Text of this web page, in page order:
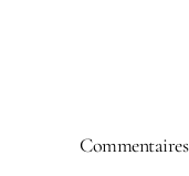
Commentaires